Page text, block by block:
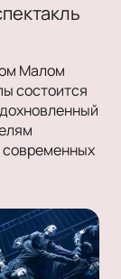
Малом
состоится
современных